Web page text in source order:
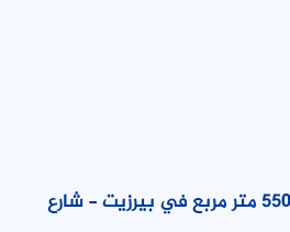
للبيع قطعة ارض ٥٥٠ متر مربع في بيرزيت - شارع